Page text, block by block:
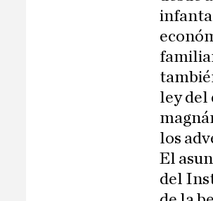
infanta
ley del
los
El
del